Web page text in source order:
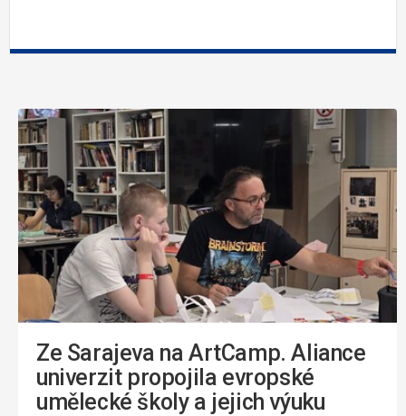
Ze Sarajeva na ArtCamp. Aliance
univerzit propojila evropské
umělecké školy a jejich výuku